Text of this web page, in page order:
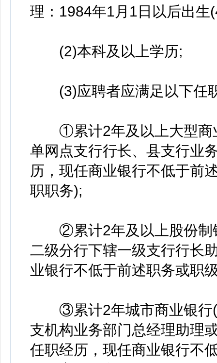
理：1984年1月1日以后出生
(2)本科及以上学历;
(3)应聘者应满足以下任
①累计2年及以上大型商
单网点支行行长、县支行业
历，现任商业银行不低于前
职职务);
②累计2年及以上股份制
二级分行下辖一级支行行长
业银行不低于前述职务或职
③累计2年城市商业银行(
支机构业务部门总经理助理
任职经历，现任商业银行不